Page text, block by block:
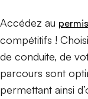
Accédez au
compétitifs !
de conduite, de
parcours sont
permettant ainsi